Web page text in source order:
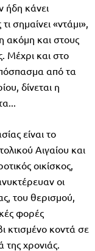
ήδη κάνει
σημαίνει «ντάμι»,
ακόμη και στους
Μέχρι και στο
από τα
δίνεται η
είναι το
Αιγαίου και
οικίσκος,
οι
του θερισμού,
φορές
κτισμένο κοντά σε
χρονιάς.